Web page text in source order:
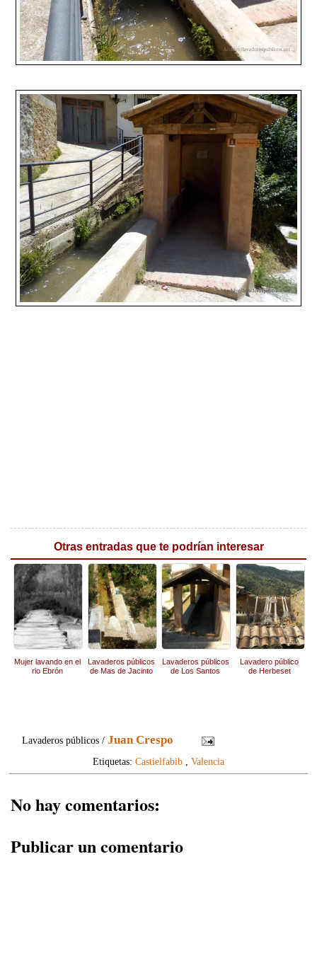
Otras entradas que te podrían interesar
Mujer lavando en el
rio Ebrón
Lavaderos públicos
de Mas de Jacinto
Lavaderos públicos
de Los Santos
Lavadero público
de Herbeset
Lavaderos públicos /Juan Crespo
Etiquetas: Castielfabib Valencia
No hay comentarios:
Publicar un comentario